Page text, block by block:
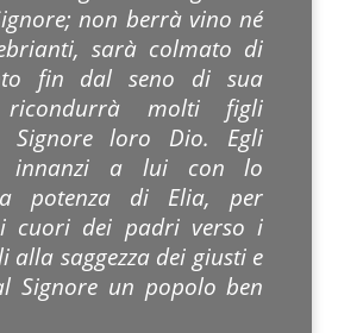
non berrà vino né
sarà colmato di
fin dal seno di sua
molti figli
Signore loro Dio. Egli
innanzi a lui con lo
potenza di Elia, per
cuori dei padri verso i
alla saggezza dei giusti e
Signore un popolo ben